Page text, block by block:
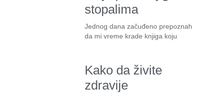
stopalima
Jednog dana začuđeno prepoznah
da mi vreme krade knjiga koju
Kako da živite
zdravije